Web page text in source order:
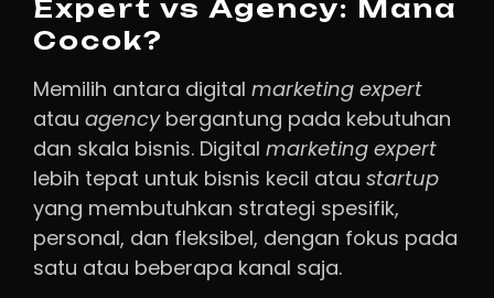
Expert vs Agency: Mana
Cocok?
Memilih antara digital marketing expert
atau agencybergantung pada kebutuhan
dan skala bisnis. Digital marketing expert
lebih tepat untuk bisnis kecil atau startup
yang membutuhkan strategi spesifik,
personal, dan fleksibel, dengan fokus pada
satu atau beberapa kanal saja.